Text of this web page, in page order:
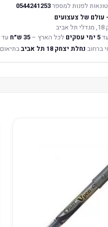
לפנות למספר0544241253
עולם של צעצועים
5 ימי עסקים לכל הארץ –35 ש״ח
ברחוב נחלת יצחק 18 תל אביב